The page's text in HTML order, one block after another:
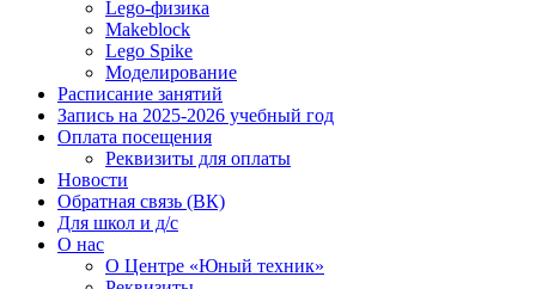
Lego-физика
Makeblock
Lego Spike
Моделирование
Расписание занятий
Запись на 2025-2026 учебный год
Оплата посещения
Реквизиты для оплаты
Новости
Обратная связь (ВК)
Для школ и д/с
О нас
О Центре «Юный техник»